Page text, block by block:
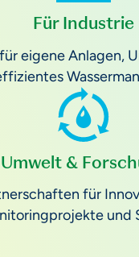
Für Industrie
eigene Anlagen,
Umwelt &
für
und